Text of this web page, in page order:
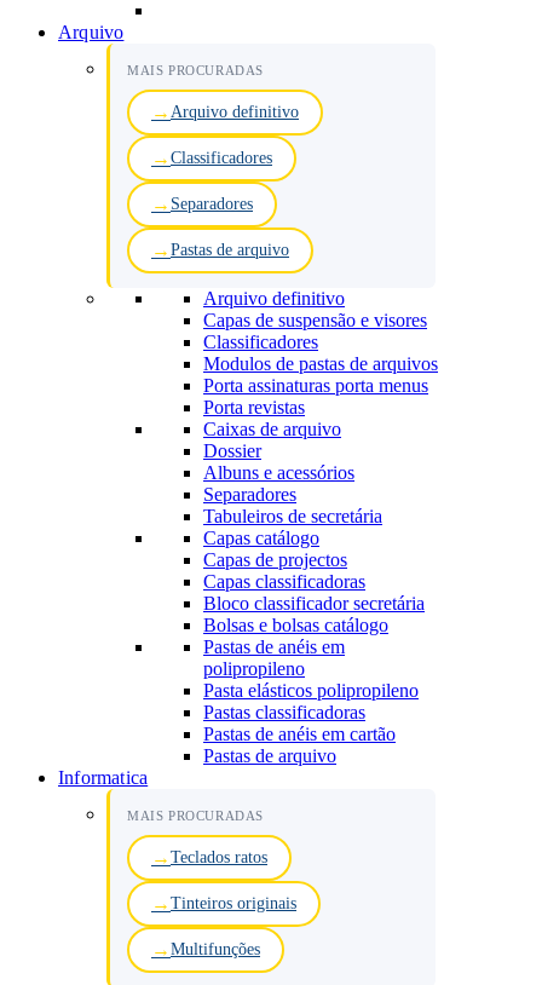
Arquivo
MAIS PROCURADAS
Arquivo definitivo
Classificadores
Separadores
Pastas de arquivo
Arquivo definitivo
Capas de suspensão e visores
Classificadores
Modulos de pastas de arquivos
Porta assinaturas porta menus
Porta revistas
Caixas de arquivo
Dossier
Albuns e acessórios
Separadores
Tabuleiros de secretária
Capas catálogo
Capas de projectos
Capas classificadoras
Bloco classificador secretária
Bolsas e bolsas catálogo
Pastas de anéis em
polipropileno
Pasta elásticos polipropileno
Pastas classificadoras
Pastas de anéis em cartão
Pastas de arquivo
Informatica
MAIS PROCURADAS
Teclados ratos
Tinteiros originais
Multifunções